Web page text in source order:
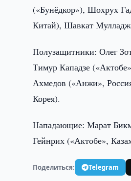
(«Бунёдкор»), Шохрух
Китай), Шавкат
Полузащитники: Олег
Тимур Кападзе
Ахмедов («Анжи»,
Корея).
Нападающие: Марат
Гейнрих («Актобе»,
Поделиться: Telegram